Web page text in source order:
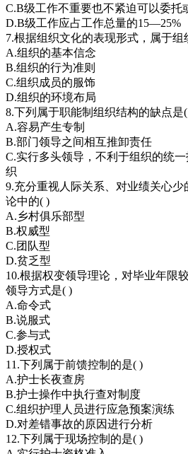
C.B级工作不重要也不紧迫可以委托
D.B级工作应占工作总量的15—25%
7.根据组织文化的表现形式，属于
A.组织的基本信念
B.组织的行为准则
C.组织成员的服饰
D.组织的环境布局
8.下列属于职能制组织结构的缺点是
A.容易产生专制
B.部门领导之间相互推卸责任
C.实行多头领导，不利于组织的统
织
9.充分重视人际关系、对业绩关心
论中的( )
A.乡村俱乐部型
B.权威型
C.团队型
D.贫乏型
10.根据权变领导理论，对毕业年限
领导方式是( )
A.命令式
B.说服式
C.参与式
D.授权式
11.下列属于前馈控制的是( )
A.护士长夜查房
B.护士操作中执行查对制度
C.组织护理人员进行应急预案演练
D.对差错事故的原因进行分析
12.下列属于现场控制的是( )